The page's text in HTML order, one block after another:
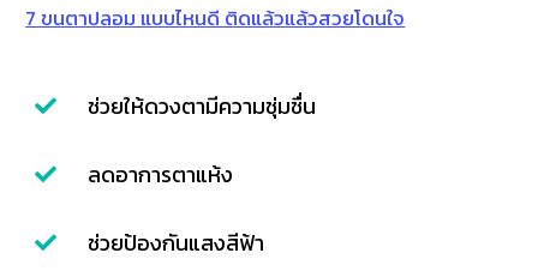
7 ขนตาปลอม แบบไหนดี ติดแล้วแล้วสวยโดนใจ
ช่วยให้ดวงตามีความชุ่มชื่น
ลดอาการตาแห้ง
ช่วยป้องกันแสงสีฟ้า